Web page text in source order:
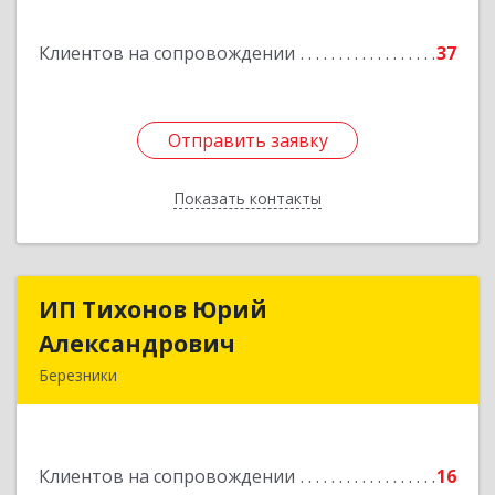
Клиентов на сопровождении 37
Отправить заявку
Показать контакты
Отправить заявку
Назад
ИП Тихонов Юрий
Александрович
Березники
Клиентов на сопровождении 16
ИП Тихонов Юрий
Подробнее